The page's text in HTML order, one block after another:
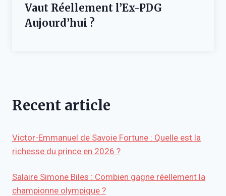
Vaut Réellement l’Ex-PDG
Aujourd’hui ?
Recent article
Victor-Emmanuel de Savoie Fortune : Quelle est la
richesse du prince en 2026 ?
Salaire Simone Biles : Combien gagne réellement la
championne olympique ?